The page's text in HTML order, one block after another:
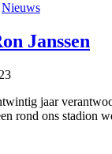
Nieuws
Janssen
jaar
rond ons stadion